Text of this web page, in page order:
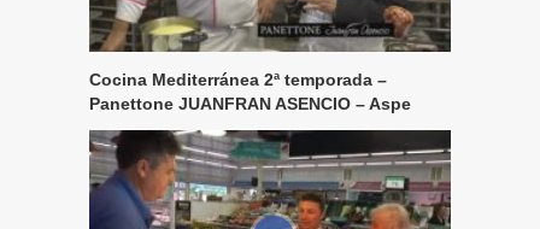
Cocina Mediterránea 2ª temporada –
Panettone JUANFRAN ASENCIO – Aspe